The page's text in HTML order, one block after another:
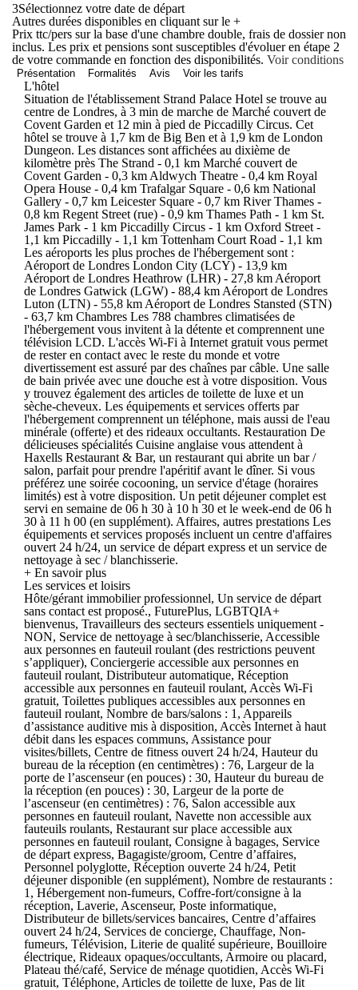
3Sélectionnez votre date de départ
Autres durées disponibles en cliquant sur le +
Prix ttc/pers sur la base d'une chambre double, frais de dossier non
inclus. Les prix et pensions sont susceptibles d'évoluer en étape 2
de votre commande en fonction des disponibilités. Voir conditions
Présentation Formalités Avis Voir les tarifs
L'hôtel
Situation de l'établissement Strand Palace Hotel se trouve au
centre de Londres, à 3 min de marche de Marché couvert de
Covent Garden et 12 min à pied de Piccadilly Circus. Cet
hôtel se trouve à 1,7 km de Big Ben et à 1,9 km de London
Dungeon. Les distances sont affichées au dixième de
kilomètre près The Strand - 0,1 km Marché couvert de
Covent Garden - 0,3 km Aldwych Theatre - 0,4 km Royal
Opera House - 0,4 km Trafalgar Square - 0,6 km National
Gallery - 0,7 km Leicester Square - 0,7 km River Thames -
0,8 km Regent Street (rue) - 0,9 km Thames Path - 1 km St.
James Park - 1 km Piccadilly Circus - 1 km Oxford Street -
1,1 km Piccadilly - 1,1 km Tottenham Court Road - 1,1 km
Les aéroports les plus proches de l'hébergement sont :
Aéroport de Londres London City (LCY) - 13,9 km
Aéroport de Londres Heathrow (LHR) - 27,8 km Aéroport
de Londres Gatwick (LGW) - 88,4 km Aéroport de Londres
Luton (LTN) - 55,8 km Aéroport de Londres Stansted (STN)
- 63,7 km Chambres Les 788 chambres climatisées de
l'hébergement vous invitent à la détente et comprennent une
télévision LCD. L'accès Wi-Fi à Internet gratuit vous permet
de rester en contact avec le reste du monde et votre
divertissement est assuré par des chaînes par câble. Une salle
de bain privée avec une douche est à votre disposition. Vous
y trouvez également des articles de toilette de luxe et un
sèche-cheveux. Les équipements et services offerts par
l'hébergement comprennent un téléphone, mais aussi de l'eau
minérale (offerte) et des rideaux occultants. Restauration De
délicieuses spécialités Cuisine anglaise vous attendent à
Haxells Restaurant & Bar, un restaurant qui abrite un bar /
salon, parfait pour prendre l'apéritif avant le dîner. Si vous
préférez une soirée cocooning, un service d'étage (horaires
limités) est à votre disposition. Un petit déjeuner complet est
servi en semaine de 06 h 30 à 10 h 30 et le week-end de 06 h
30 à 11 h 00 (en supplément). Affaires, autres prestations Les
équipements et services proposés incluent un centre d'affaires
ouvert 24 h/24, un service de départ express et un service de
nettoyage à sec / blanchisserie.
+ En savoir plus
Les services et loisirs
Hôte/gérant immobilier professionnel, Un service de départ
sans contact est proposé., FuturePlus, LGBTQIA+
bienvenus, Travailleurs des secteurs essentiels uniquement -
NON, Service de nettoyage à sec/blanchisserie, Accessible
aux personnes en fauteuil roulant (des restrictions peuvent
s’appliquer), Conciergerie accessible aux personnes en
fauteuil roulant, Distributeur automatique, Réception
accessible aux personnes en fauteuil roulant, Accès Wi-Fi
gratuit, Toilettes publiques accessibles aux personnes en
fauteuil roulant, Nombre de bars/salons : 1, Appareils
d’assistance auditive mis à disposition, Accès Internet à haut
débit dans les espaces communs, Assistance pour
visites/billets, Centre de fitness ouvert 24 h/24, Hauteur du
bureau de la réception (en centimètres) : 76, Largeur de la
porte de l’ascenseur (en pouces) : 30, Hauteur du bureau de
la réception (en pouces) : 30, Largeur de la porte de
l’ascenseur (en centimètres) : 76, Salon accessible aux
personnes en fauteuil roulant, Navette non accessible aux
fauteuils roulants, Restaurant sur place accessible aux
personnes en fauteuil roulant, Consigne à bagages, Service
de départ express, Bagagiste/groom, Centre d’affaires,
Personnel polyglotte, Réception ouverte 24 h/24, Petit
déjeuner disponible (en supplément), Nombre de restaurants :
1, Hébergement non-fumeurs, Coffre-fort/consigne à la
réception, Laverie, Ascenseur, Poste informatique,
Distributeur de billets/services bancaires, Centre d’affaires
ouvert 24 h/24, Services de concierge, Chauffage, Non-
fumeurs, Télévision, Literie de qualité supérieure, Bouilloire
électrique, Rideaux opaques/occultants, Armoire ou placard,
Plateau thé/café, Service de ménage quotidien, Accès Wi-Fi
gratuit, Téléphone, Articles de toilette de luxe, Pas de lit